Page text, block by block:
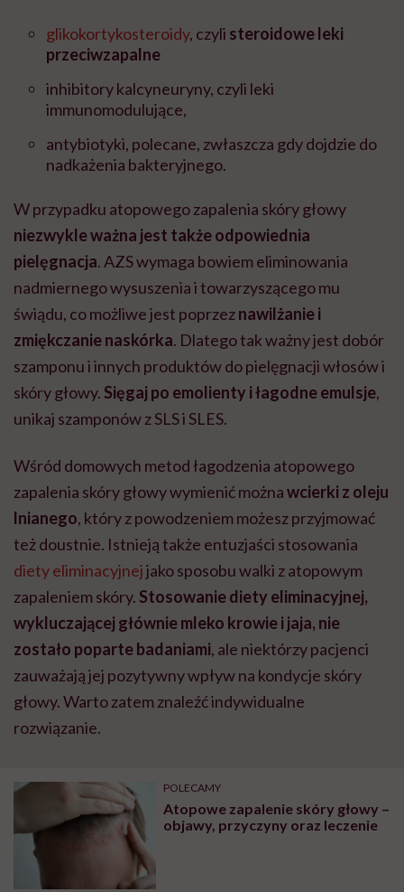
glikokortykosteroidy, czyli steroidowe leki
przeciwzapalne
inhibitory kalcyneuryny, czyli leki
immunomodulujące,
antybiotyki, polecane, zwłaszcza gdy dojdzie do
nadkażenia bakteryjnego.
W przypadku atopowego zapalenia skóry głowy
niezwykle ważna jest także odpowiednia
pielęgnacja. AZS wymaga bowiem eliminowania
nadmiernego wysuszenia i towarzyszącego mu
świądu, co możliwe jest poprzeznawilżanie i
zmiękczanie naskórka. Dlatego tak ważny jest dobór
szamponu i innych produktów do pielęgnacji włosów i
skóry głowy. Sięgaj po emolienty i łagodne emulsje,
unikaj szamponów z SLS i SLES.
Wśród domowych metod łagodzenia atopowego
zapalenia skóry głowy wymienić możnawcierki z oleju
lnianego, który z powodzeniem możesz przyjmować
też doustnie. Istnieją także entuzjaści stosowania
diety eliminacyjnejjako sposobu walki z atopowym
zapaleniem skóry. Stosowanie diety eliminacyjnej,
wykluczającej głównie mleko krowie i jaja, nie
zostało poparte badaniami, ale niektórzy pacjenci
zauważają jej pozytywny wpływ na kondycje skóry
głowy. Warto zatem znaleźć indywidualne
rozwiązanie.
POLECAMY
Atopowe zapalenie skóry głowy –
objawy, przyczyny oraz leczenie